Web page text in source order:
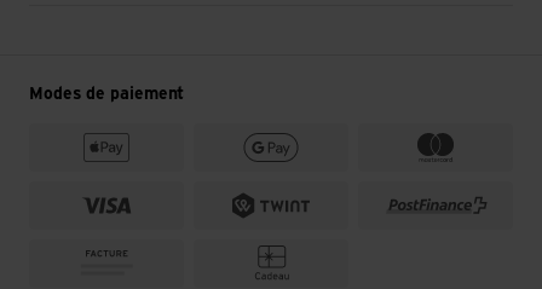
Modes de paiement